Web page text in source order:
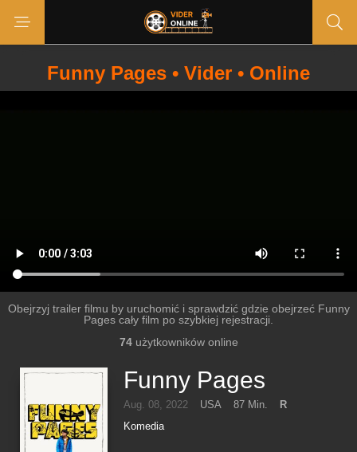
Funny Pages • Vider • Online
Obejrzyj trailer filmu by uruchomić i sprawdzić gdzie obejrzeć Funny
Pages cały film po szybkiej rejestracji.
74użytkowników online
Funny Pages
Aug. 08, 2022 USA 87 Min.
R
Komedia